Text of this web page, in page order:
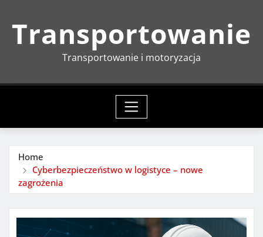
Transportowanie
Transportowanie i motoryzacja
Home
Cyberbezpieczeństwo w logistyce – nowe
zagrożenia